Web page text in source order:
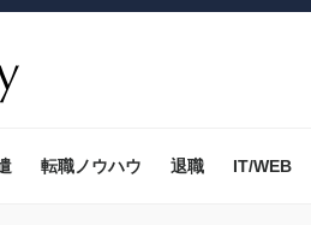
転職ノウハウ 退職 IT/WEB